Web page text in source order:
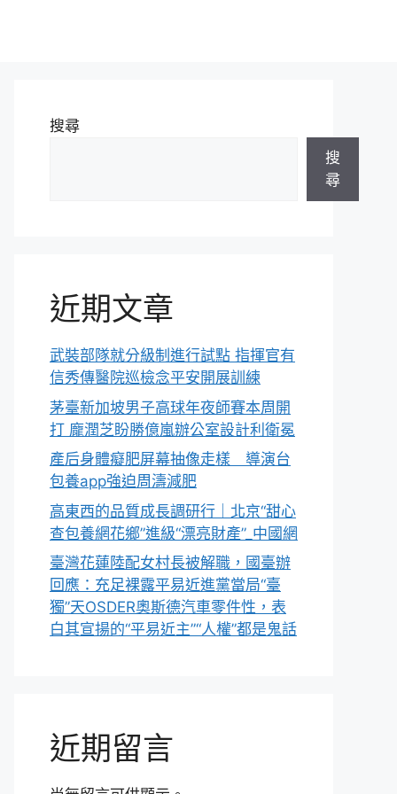
搜尋
搜
尋
近期文章
武裝部隊就分級制進行試點 指揮官有
信秀傳醫院巡檢念平安開展訓練
茅臺新加坡男子高球年夜師賽本周開
打 龐潤芝盼勝億嵐辦公室設計利衛冕
產后身體癡肥屏幕抽像走樣 導演台
包養app強迫周濤減肥
高東西的品質成長調研行｜北京“甜心
查包養網花鄉”進級“漂亮財產”_中國網
臺灣花蓮陸配女村長被解職，國臺辦
回應：充足裸露平易近進黨當局“臺
獨”天OSDER奧斯德汽車零件性，表
白其宣揚的“平易近主”“人權”都是鬼話
近期留言